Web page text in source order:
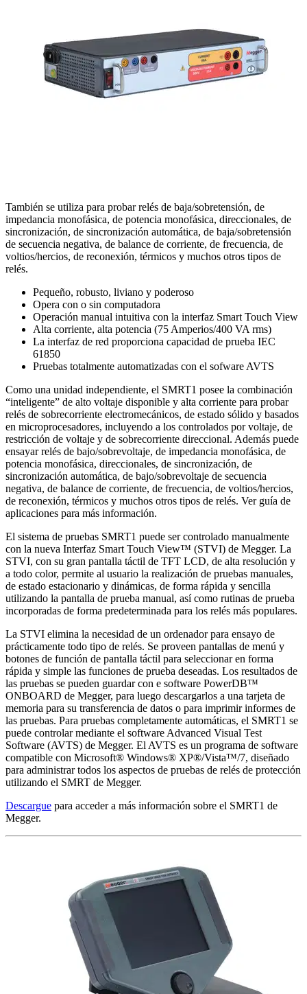
También se utiliza para probar relés de baja/sobretensión, de
impedancia monofásica, de potencia monofásica, direccionales, de
sincronización, de sincronización automática, de baja/sobretensión
de secuencia negativa, de balance de corriente, de frecuencia, de
voltios/hercios, de reconexión, térmicos y muchos otros tipos de
relés.
Pequeño, robusto, liviano y poderoso
Opera con o sin computadora
Operación manual intuitiva con la interfaz Smart Touch View
Alta corriente, alta potencia (75 Amperios/400 VA rms)
La interfaz de red proporciona capacidad de prueba IEC
61850
Pruebas totalmente automatizadas con el sofware AVTS
Como una unidad independiente, el SMRT1 posee la combinación
“inteligente” de alto voltaje disponible y alta corriente para probar
relés de sobrecorriente electromecánicos, de estado sólido y basados
en microprocesadores, incluyendo a los controlados por voltaje, de
restricción de voltaje y de sobrecorriente direccional. Además puede
ensayar relés de bajo/sobrevoltaje, de impedancia monofásica, de
potencia monofásica, direccionales, de sincronización, de
sincronización automática, de bajo/sobrevoltaje de secuencia
negativa, de balance de corriente, de frecuencia, de voltios/hercios,
de reconexión, térmicos y muchos otros tipos de relés. Ver guía de
aplicaciones para más información.
El sistema de pruebas SMRT1 puede ser controlado manualmente
con la nueva Interfaz Smart Touch View™ (STVI) de Megger. La
STVI, con su gran pantalla táctil de TFT LCD, de alta resolución y
a todo color, permite al usuario la realización de pruebas manuales,
de estado estacionario y dinámicas, de forma rápida y sencilla
utilizando la pantalla de prueba manual, así como rutinas de prueba
incorporadas de forma predeterminada para los relés más populares.
La STVI elimina la necesidad de un ordenador para ensayo de
prácticamente todo tipo de relés. Se proveen pantallas de menú y
botones de función de pantalla táctil para seleccionar en forma
rápida y simple las funciones de prueba deseadas. Los resultados de
las pruebas se pueden guardar con e software PowerDB™
ONBOARD de Megger, para luego descargarlos a una tarjeta de
memoria para su transferencia de datos o para imprimir informes de
las pruebas. Para pruebas completamente automáticas, el SMRT1 se
puede controlar mediante el software Advanced Visual Test
Software (AVTS) de Megger. El AVTS es un programa de software
compatible con Microsoft® Windows® XP®/Vista™/7, diseñado
para administrar todos los aspectos de pruebas de relés de protección
utilizando el SMRT de Megger.
Descargue para acceder a más información sobre el SMRT1 de
Megger.